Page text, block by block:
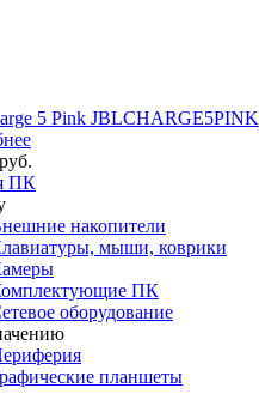
5 Pink JBLCHARGE5PINK
ПК
накопители
мыши, коврики
ПК
оборудование
планшеты